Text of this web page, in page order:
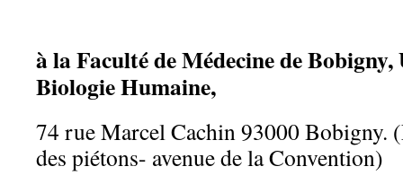
à la Faculté de Médecine de
Biologie Humaine,
74 rue Marcel Cachin 93000 Bobigny.
des piétons- avenue de la Convention)